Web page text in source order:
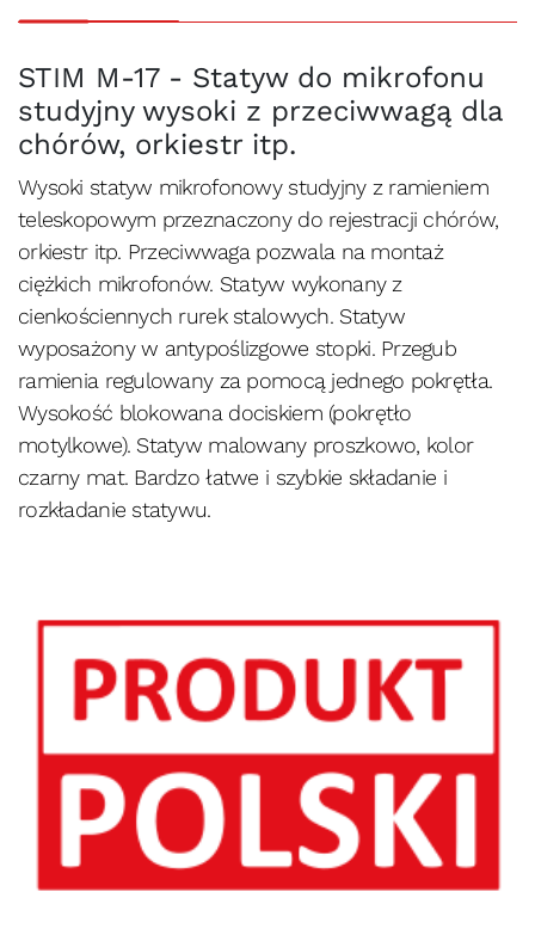
STIM M-17 - Statyw do mikrofonu
studyjny wysoki z przeciwwagą dla
chórów, orkiestr itp.
Wysoki statyw mikrofonowy studyjny z ramieniem
teleskopowym przeznaczony do rejestracji chórów,
orkiestr itp. Przeciwwaga pozwala na montaż
ciężkich mikrofonów. Statyw wykonany z
cienkościennych rurek stalowych. Statyw
wyposażony w antypoślizgowe stopki. Przegub
ramienia regulowany za pomocą jednego pokrętła.
Wysokość blokowana dociskiem (pokrętło
motylkowe). Statyw malowany proszkowo, kolor
czarny mat. Bardzo łatwe i szybkie składanie i
rozkładanie statywu.